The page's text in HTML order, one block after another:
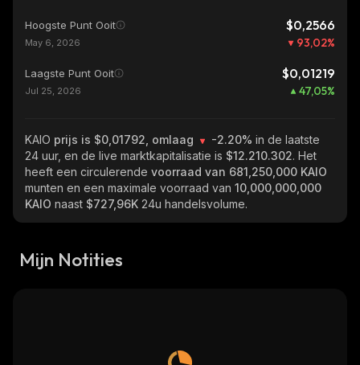
Hoogste Punt Ooit $0,2566
May 6, 2026 93,02%
Laagste Punt Ooit $0,01219
Jul 25, 2026 47,05%
KAIO prijs is $0,01792, omlaag -2.20% in de laatste
24 uur, en de live marktkapitalisatie is $12.210.302. Het
heeft een circulerende voorraad van 681,250,000 KAIO
munten en een maximale voorraad van 10,000,000,000
KAIO naast $727,96K 24u handelsvolume.
Mijn Notities